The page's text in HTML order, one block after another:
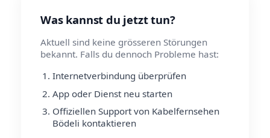
Was kannst du jetzt tun?
Aktuell sind keine grösseren Störungen
bekannt. Falls du dennoch Probleme hast:
Internetverbindung überprüfen
App oder Dienst neu starten
Offiziellen Support von Kabelfernsehen
Bödeli kontaktieren